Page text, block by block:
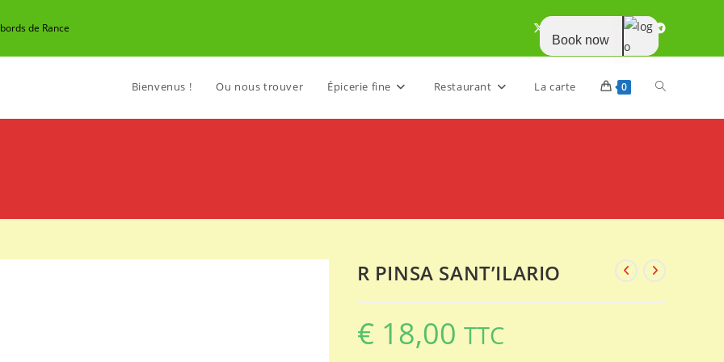
de Rance
Bienvenus ! Ou nous trouver Épicerie fine Restaurant La carte 0 Toggle
R PINSA SANT’ILARIO
€ 18,00 TTC
Book now